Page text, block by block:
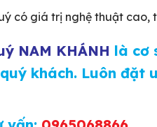
có giá trị nghệ thuật cao,
NAM KHÁNH là cơ
khách. Luôn